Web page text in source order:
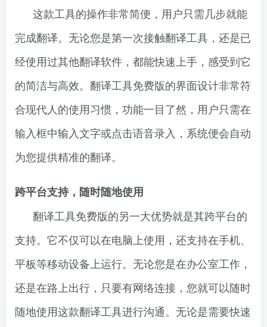
这款工具的操作非常简便，用户只需几步就能
完成翻译。无论您是第一次接触翻译工具，还是已
经使用过其他翻译软件，都能快速上手，感受到它
的简洁与高效。翻译工具免费版的界面设计非常符
合现代人的使用习惯，功能一目了然，用户只需在
输入框中输入文字或点击语音录入，系统便会自动
为您提供精准的翻译。
跨平台支持，随时随地使用
翻译工具免费版的另一大优势就是其跨平台的
支持。它不仅可以在电脑上使用，还支持在手机、
平板等移动设备上运行。无论您是在办公室工作，
还是在路上出行，只要有网络连接，您就可以随时
随地使用这款翻译工具进行沟通。无论是需要快速